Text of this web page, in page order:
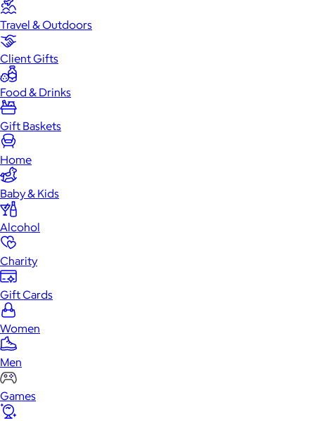
Travel & Outdoors
Client Gifts
Food & Drinks
Gift Baskets
Home
Baby & Kids
Alcohol
Charity
Gift Cards
Women
Men
Games